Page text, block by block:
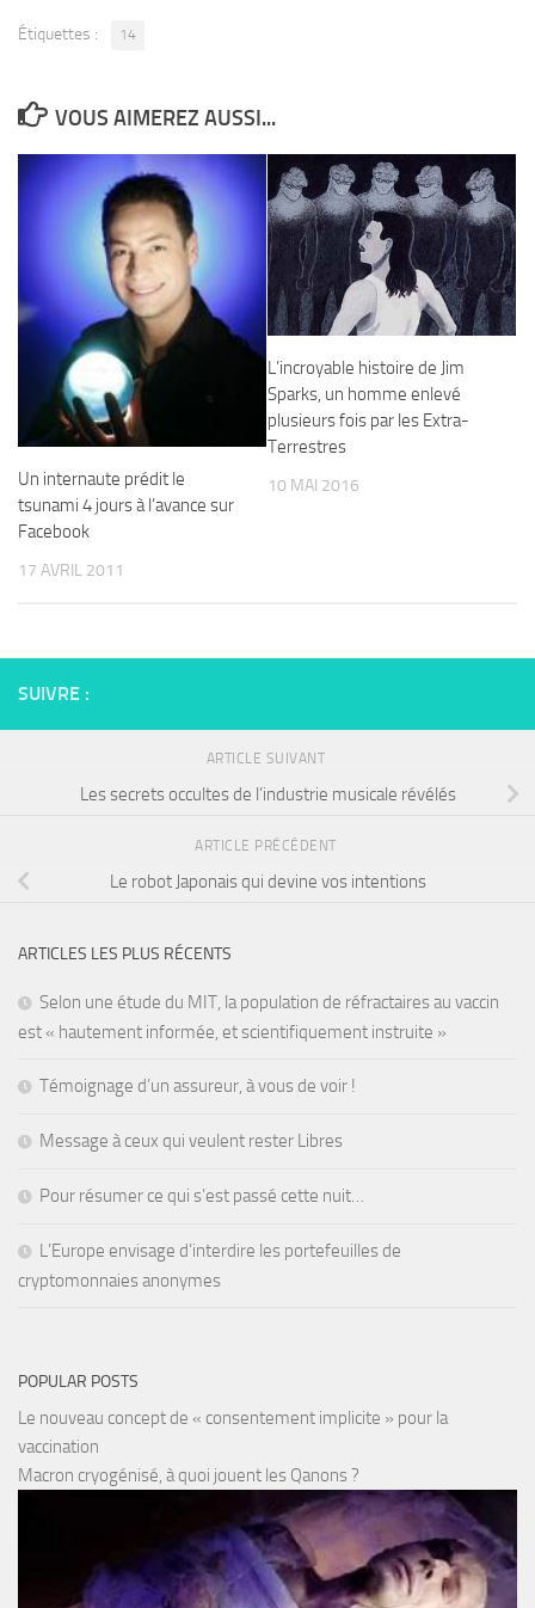
Étiquettes : 14
VOUS AIMEREZ AUSSI...
Un internaute prédit le
tsunami 4 jours à l’avance sur
Facebook
17 AVRIL 2011
L’incroyable histoire de Jim
Sparks, un homme enlevé
plusieurs fois par les Extra-
Terrestres
10 MAI 2016
SUIVRE :
ARTICLE SUIVANT
Les secrets occultes de l’industrie musicale révélés
ARTICLE PRÉCÉDENT
Le robot Japonais qui devine vos intentions
ARTICLES LES PLUS RÉCENTS
Selon une étude du MIT, la population de réfractaires au vaccin
est « hautement informée, et scientifiquement instruite »
Témoignage d’un assureur, à vous de voir !
Message à ceux qui veulent rester Libres
Pour résumer ce qui s’est passé cette nuit…
L’Europe envisage d’interdire les portefeuilles de
cryptomonnaies anonymes
POPULAR POSTS
Le nouveau concept de « consentement implicite » pour la
vaccination
Macron cryogénisé, à quoi jouent les Qanons ?